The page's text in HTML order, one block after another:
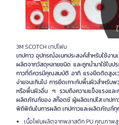
3M SCOTCH เทปโฟม
เทปกาว อุปกรณ์อเนกประสงค์สำหรับใช้งา
ผลิตจากวัสดุหลายชนิด และถูกนำมาใช้ในป
กาวที่ดีควรมีคุณสมบัติ อาทิ แรงยึดติดสูงเ
ง่ายจนเกินไป การยึดเกาะกับพื้นผิวสำหรั
หรือพื้นผิวอื่น ๆ รวมถึงความแข็งแรงแล
ผลิตภัณฑ์ของ สก๊อตช์ ผู้ผลิตเทปใส เทปกา
พิถีพิถันในการผลิต เทปกาวและผลิตภัณฑ์
เนื้อโฟมผลิตจากพลาสติก PU คุณภาพสู